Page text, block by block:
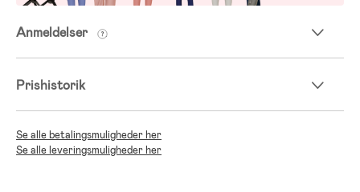
Anmeldelser
Prishistorik
Se alle betalingsmuligheder her
Se alle leveringsmuligheder her